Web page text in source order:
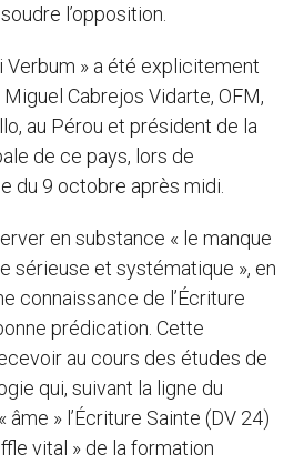
l’opposition.
Verbum » a été explicitement
Cabrejos Vidarte, OFM,
au Pérou et président de la
de ce pays, lors de
du 9 octobre après midi.
en substance « le manque
sérieuse et systématique », en
connaissance de l’Écriture
prédication. Cette
au cours des études de
qui, suivant la ligne du
» l’Écriture Sainte (DV 24)
vital » de la formation